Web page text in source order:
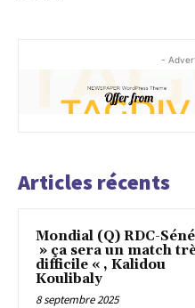
-
Articles récents
Mondial (Q) RDC-
» ça sera un match
difficile « , Kalidou
Koulibaly
8 septembre 2025